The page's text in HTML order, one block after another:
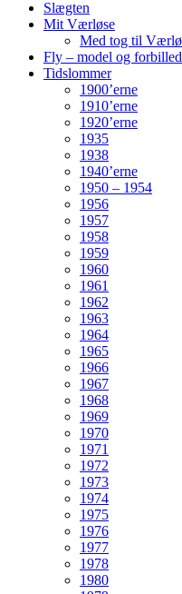
Slægten
Mit Værløse
Med tog til
Fly – model og
Tidslommer
1900’erne
1910’erne
1920’erne
1935
1938
1940’erne
1950 – 1954
1956
1957
1958
1959
1960
1961
1962
1963
1964
1965
1966
1967
1968
1969
1970
1971
1972
1973
1974
1975
1976
1977
1978
1980